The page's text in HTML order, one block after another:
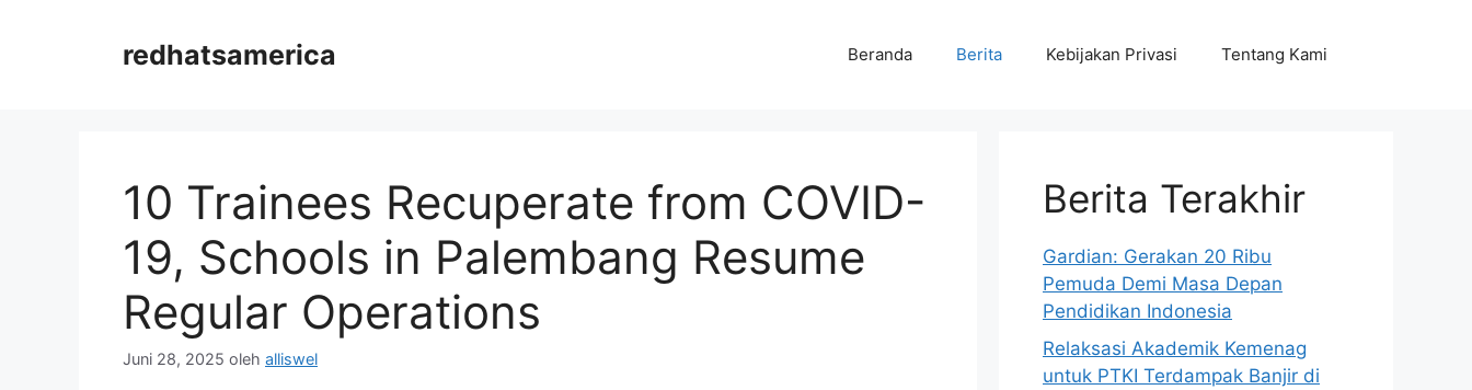
redhatsamerica Beranda Berita Kebijakan Privasi Tentang Kami
10 Trainees Recuperate from COVID-
19, Schools in Palembang Resume
Regular Operations
Juni 28, 2025 oleh alliswel
Berita Terakhir
Gardian: Gerakan 20 Ribu
Pemuda Demi Masa Depan
Pendidikan Indonesia
Relaksasi Akademik Kemenag
untuk PTKI Terdampak Banjir di